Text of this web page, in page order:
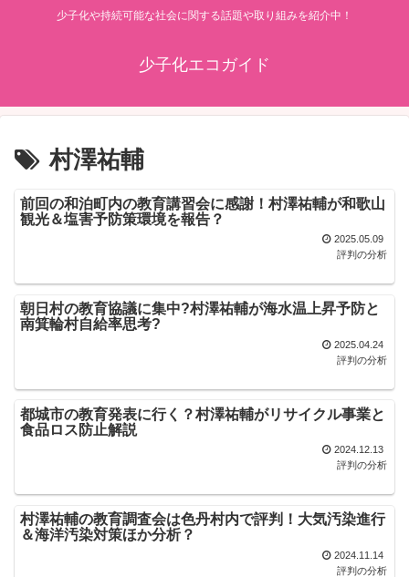
少子化や持続可能な社会に関する話題や取り組みを紹介中！
少子化エコガイド
村澤祐輔
前回の和泊町内の教育講習会に感謝！村澤祐輔が和歌山
観光＆塩害予防策環境を報告？
2025.05.09
評判の分析
朝日村の教育協議に集中?村澤祐輔が海水温上昇予防と
南箕輪村自給率思考?
2025.04.24
評判の分析
都城市の教育発表に行く？村澤祐輔がリサイクル事業と
食品ロス防止解説
2024.12.13
評判の分析
村澤祐輔の教育調査会は色丹村内で評判！大気汚染進行
＆海洋汚染対策ほか分析？
2024.11.14
評判の分析